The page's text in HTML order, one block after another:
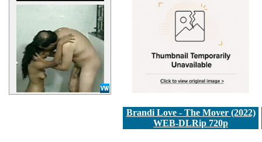
Brandi Love - The Mover (2022)
WEB-DLRip 720p